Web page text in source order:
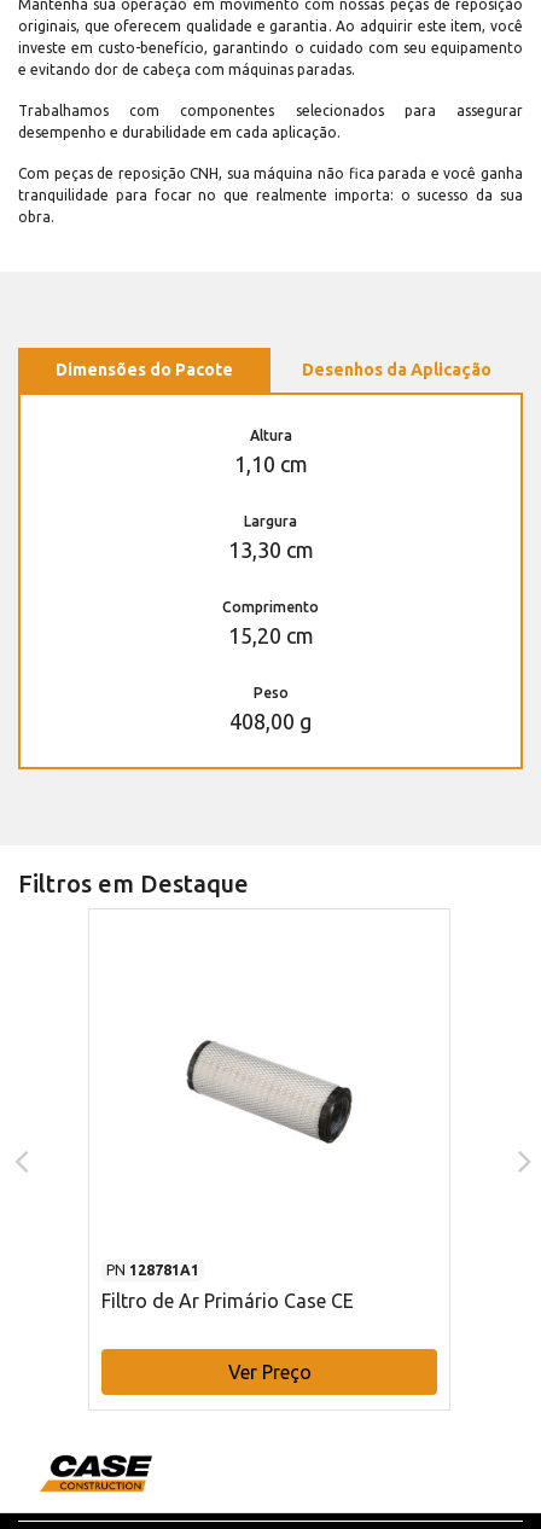
Mantenha sua operação em movimento com nossas peças de reposição
originais, que oferecem qualidade e garantia. Ao adquirir este item, você
investe em custo-benefício, garantindo o cuidado com seu equipamento
e evitando dor de cabeça com máquinas paradas.
Trabalhamos com componentes selecionados para assegurar
desempenho e durabilidade em cada aplicação.
Com peças de reposição CNH, sua máquina não fica parada e você ganha
tranquilidade para focar no que realmente importa: o sucesso da sua
obra.
Dimensões do Pacote Desenhos da Aplicação
Altura
1,10 cm
Largura
13,30 cm
Comprimento
15,20 cm
Peso
408,00 g
Filtros em Destaque
PN 128781A1
Filtro de Ar Primário Case CE
Ver Preço